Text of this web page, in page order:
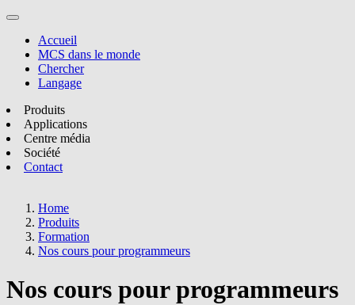
Accueil
MCS dans le monde
Chercher
Langage
Produits
Applications
Centre média
Société
Contact
Home
Produits
Formation
Nos cours pour programmeurs
Nos cours pour programmeurs